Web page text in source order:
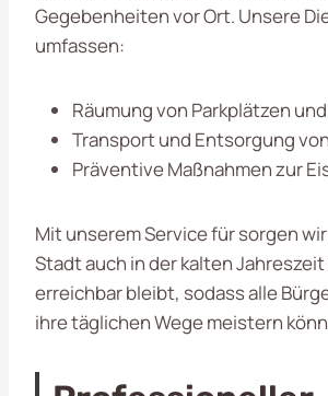
Gegebenheiten vor Ort. Unsere
umfassen:
Räumung von Parkplätzen
Transport und Entsorgung
Präventive Maßnahmen zur
Mit unserem Service für sorgen
Stadt auch in der kalten
erreichbar bleibt, sodass alle
ihre täglichen Wege meistern